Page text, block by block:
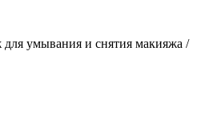
умывания и снятия макияжа /